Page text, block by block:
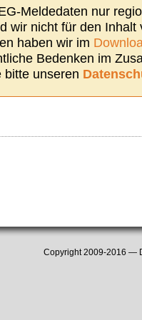
Meldedaten nur
wir nicht für den Inhalt
haben wir im
Bedenken im
bitte unseren
Copyright 2009-2016 —